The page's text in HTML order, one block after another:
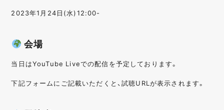
2023年1月24日(水)12:00-
会場
当日はYouTube Liveでの配信を予定しております。
下記フォームにご記載いただくと、試聴URLが表示されます。